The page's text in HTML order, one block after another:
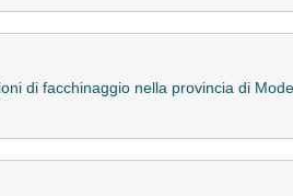
di facchinaggio nella provincia di